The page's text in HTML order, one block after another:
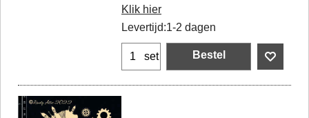
Klik hier
Levertijd:1-2 dagen
set Bestel